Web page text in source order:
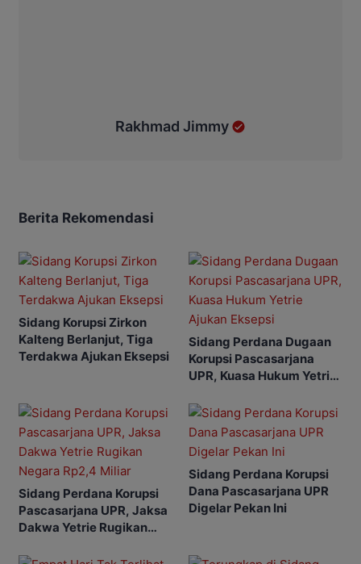
Rakhmad Jimmy
Berita Rekomendasi
Sidang Korupsi Zirkon
Kalteng Berlanjut, Tiga
Terdakwa Ajukan Eksepsi
Sidang Perdana Dugaan
Korupsi Pascasarjana
UPR, Kuasa Hukum Yetrie
Sidang Perdana Korupsi
Pascasarjana UPR, Jaksa
Dakwa Yetrie Rugikan
Sidang Perdana Korupsi
Dana Pascasarjana UPR
Digelar Pekan Ini